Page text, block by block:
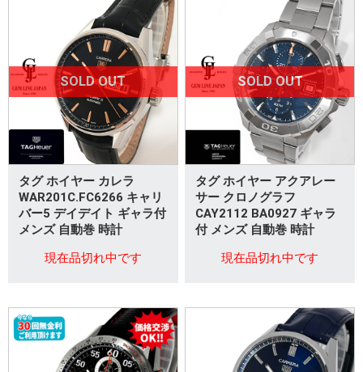
SOLD OUT
タグ ホイヤー カレラ
WAR201C.FC6266 キャリ
バー5 デイデイト ギャラ付
メンズ 自動巻 時計
現在品切れ中です
SOLD OUT
タグ ホイヤー アクアレー
サー クロノグラフ
CAY2112 BA0927 ギャラ
付 メンズ 自動巻 時計
現在品切れ中です